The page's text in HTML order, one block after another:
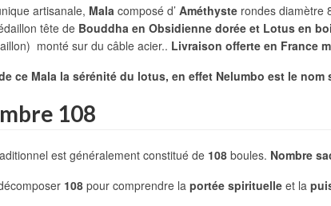
artisanale, Mala composé d’ Améthyste rondes diamètre
tête de Bouddha en Obsidienne dorée et Lotus en
monté sur du câble acier.. Livraison offerte en France
de ce Mala la sérénité du lotus, en effet Nelumbo est le
108
est généralement constitué de 108 boules. Nombre
108 pour comprendre la portée spirituelle et la